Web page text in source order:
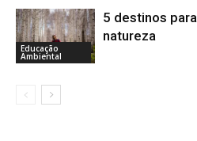
Educação
Ambiental
5 destinos
natureza